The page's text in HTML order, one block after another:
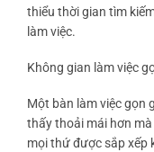
thiểu thời gian tìm
làm việc.
Không gian làm việc
Một bàn làm việc gọn
thấy thoải mái hơn
mọi thứ được sắp xếp